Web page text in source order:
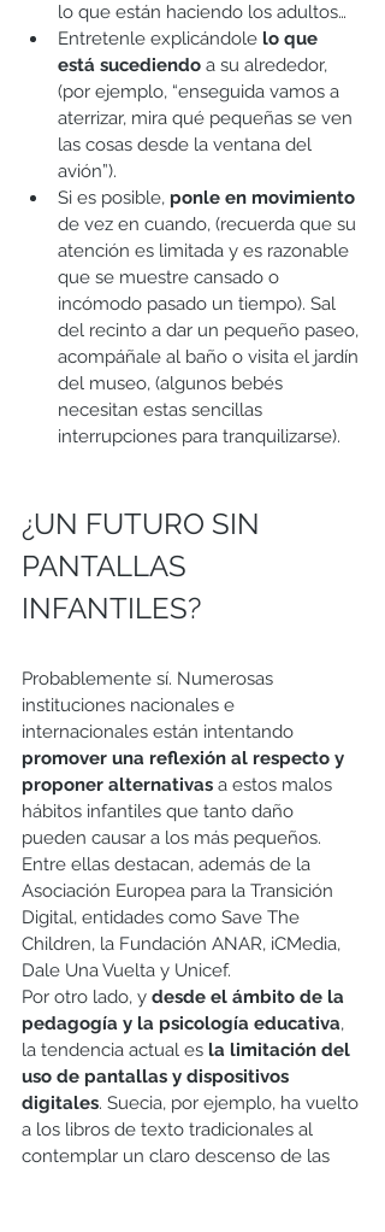
lo que están haciendo los adultos…
Entretenle explicándole lo que
está sucediendo a su alrededor,
(por ejemplo, “enseguida vamos a
aterrizar, mira qué pequeñas se ven
las cosas desde la ventana del
avión”).
Si es posible, ponle en movimiento
de vez en cuando, (recuerda que su
atención es limitada y es razonable
que se muestre cansado o
incómodo pasado un tiempo). Sal
del recinto a dar un pequeño paseo,
acompáñale al baño o visita el jardín
del museo, (algunos bebés
necesitan estas sencillas
interrupciones para tranquilizarse).
¿UN FUTURO SIN
PANTALLAS
INFANTILES?
Probablemente sí. Numerosas
instituciones nacionales e
internacionales están intentando
promover una reflexión al respecto y
proponer alternativas a estos malos
hábitos infantiles que tanto daño
pueden causar a los más pequeños.
Entre ellas destacan, además de la
Asociación Europea para la Transición
Digital, entidades como Save The
Children, la Fundación ANAR, iCMedia,
Dale Una Vuelta y Unicef.
Por otro lado, y desde el ámbito de la
pedagogía y la psicología educativa,
la tendencia actual es la limitación del
uso de pantallas y dispositivos
digitales. Suecia, por ejemplo, ha vuelto
a los libros de texto tradicionales al
contemplar un claro descenso de las